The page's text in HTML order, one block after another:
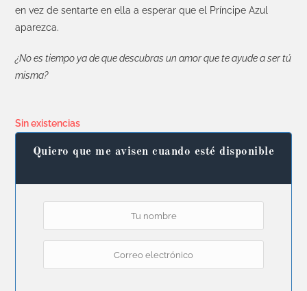
en vez de sentarte en ella a esperar que el Príncipe Azul
aparezca.
¿No es tiempo ya de que descubras un amor que te ayude a ser tú
misma?
Sin existencias
Quiero que me avisen cuando esté disponible